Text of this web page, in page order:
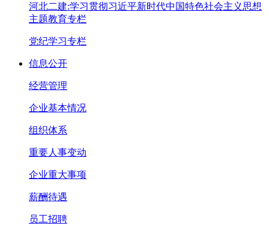
河北二建:学习贯彻习近平新时代中国特色社会主义思想
主题教育专栏
党纪学习专栏
信息公开
经营管理
企业基本情况
组织体系
重要人事变动
企业重大事项
薪酬待遇
员工招聘